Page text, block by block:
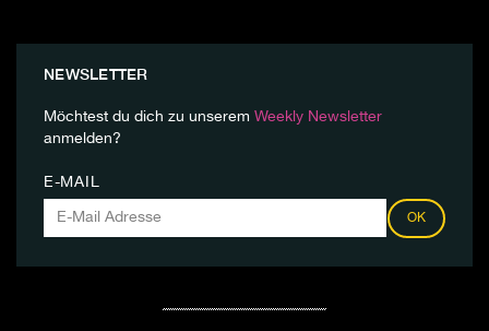
NEWSLETTER
Möchtest du dich zu unserem Weekly Newsletter
anmelden?
E-MAIL
OK